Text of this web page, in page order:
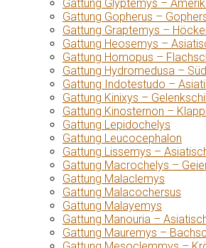
Gattung Glyptemys –
Gattung Gopherus –
Gattung Graptemys –
Gattung Heosemys –
Gattung Homopus –
Gattung Hydromedusa –
Gattung Indotestudo –
Gattung Kinixys –
Gattung Kinosternon –
Gattung Lepidochelys
Gattung Leucocephalon
Gattung Lissemys –
Gattung Macrochelys –
Gattung Malaclemys
Gattung Malacochersus
Gattung Malayemys
Gattung Manouria –
Gattung Mauremys –